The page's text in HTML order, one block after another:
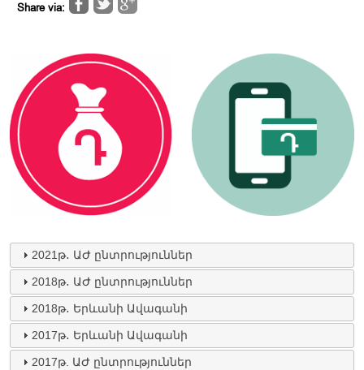
Share via:
2021թ․ ԱԺ ընտրություններ
2018թ․ ԱԺ ընտրություններ
2018թ․ Երևանի Ավագանի
2017թ․ Երևանի Ավագանի
2017թ. ԱԺ ընտրություններ